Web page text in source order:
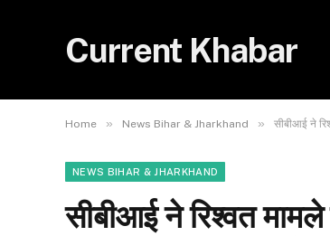
Current Khabar
Home » News Bihar & Jharkhand » सीबीआई ने
NEWS BIHAR & JHARKHAND
सीबीआई ने रिश्वत